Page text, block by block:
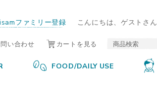
TRADE
ファミリー登録 こんにちは、ゲストさん
い合わせ カートを見る
FOOD/DAILY USE